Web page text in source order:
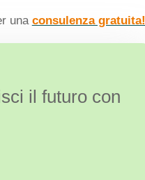
una consulenza gratuita!
il futuro con